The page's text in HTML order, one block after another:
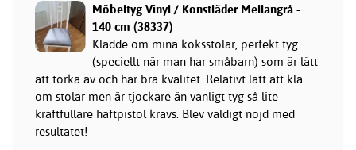
Möbeltyg Vinyl / Konstläder Mellangrå -
140 cm (38337)
Klädde om mina köksstolar, perfekt tyg
(speciellt när man har småbarn) som är lätt
att torka av och har bra kvalitet. Relativt lätt att klä
om stolar men är tjockare än vanligt tyg så lite
kraftfullare häftpistol krävs. Blev väldigt nöjd med
resultatet!